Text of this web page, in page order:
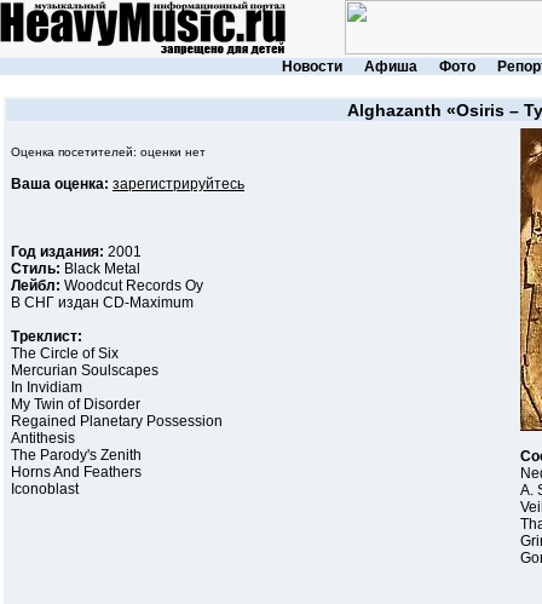
Новости Афиша Фото
Alghazanth «Osiris –
Оценка посетителей: оценки нет
Ваша оценка: зарегистрируйтесь
Год издания: 2001
Стиль: Black Metal
Лейбл: Woodcut Records Oy
В СНГ издан CD-Maximum
Треклист:
The Circle of Six
Mercurian Soulscapes
In Invidiam
My Twin of Disorder
Regained Planetary Possession
Antithesis
The Parody's Zenith
Horns And Feathers
Iconoblast
A.